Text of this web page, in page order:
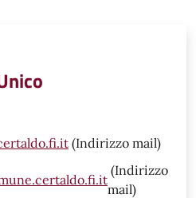
(Indirizzo mail)
(Indirizzo
mail)